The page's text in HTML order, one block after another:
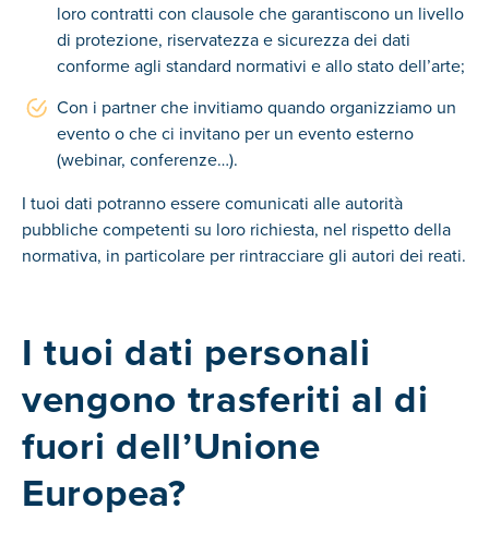
loro contratti con clausole che garantiscono un livello
di protezione, riservatezza e sicurezza dei dati
conforme agli standard normativi e allo stato dell’arte;
Con i partner che invitiamo quando organizziamo un
evento o che ci invitano per un evento esterno
(webinar, conferenze…).
I tuoi dati potranno essere comunicati alle autorità
pubbliche competenti su loro richiesta, nel rispetto della
normativa, in particolare per rintracciare gli autori dei reati.
I tuoi dati personali
vengono trasferiti al di
fuori dell’Unione
Europea?